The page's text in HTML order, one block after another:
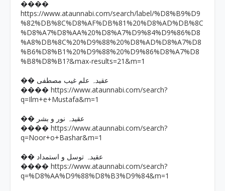
����
https://www.ataunnabi.com/search/label/%D8%B9%D9
%82%DB%8C%D8%AF%DB%81%20%D8%AD%DB%8C
%D8%A7%D8%AA%20%D8%A7%D9%84%D9%86%D8
%A8%DB%8C%20%D9%88%20%D8%AD%D8%A7%D8
%B6%D8%B1%20%D9%88%20%D9%86%D8%A7%D8
%B8%D8%B1?&max-results=21&m=1
�� عقیدہ علم غیب مصطفی
���� https://www.ataunnabi.com/search?
q=Ilm+e+Mustafa&m=1
�� عقیدہ نور و بشر
���� https://www.ataunnabi.com/search?
q=Noor+o+Bashar&m=1
�� عقیدہ توسل و استمداد
���� https://www.ataunnabi.com/search?
q=%D8%AA%D9%88%D8%B3%D9%84&m=1